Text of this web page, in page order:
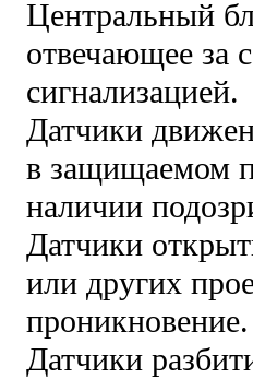
Центральный
отвечающее за
сигнализацией.
Датчики
в защищаемом
наличии
Датчики
или других
проникновение.
Датчики